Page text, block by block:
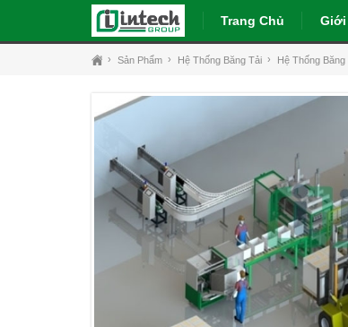
Trang Chủ Giới
Sản Phẩm Hệ Thống Băng Tải Hệ Thống Băng